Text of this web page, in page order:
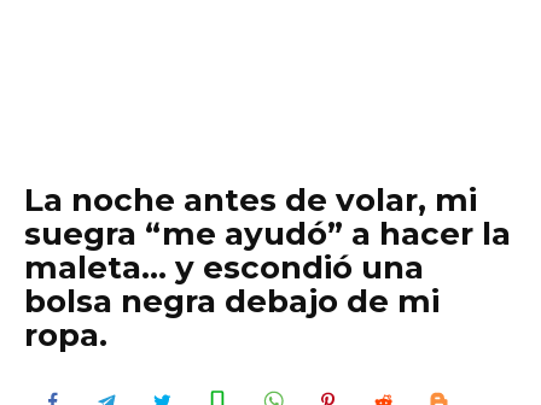
La noche antes de volar, mi
suegra “me ayudó” a hacer la
maleta… y escondió una
bolsa negra debajo de mi
ropa.